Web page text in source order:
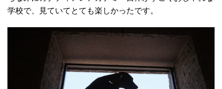
学校で、見ていてとても楽しかったです。